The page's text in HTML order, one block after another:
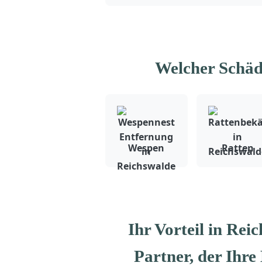
Welcher
Wespen Ratten
Ihr Vorteil in
Partner, der Ihre